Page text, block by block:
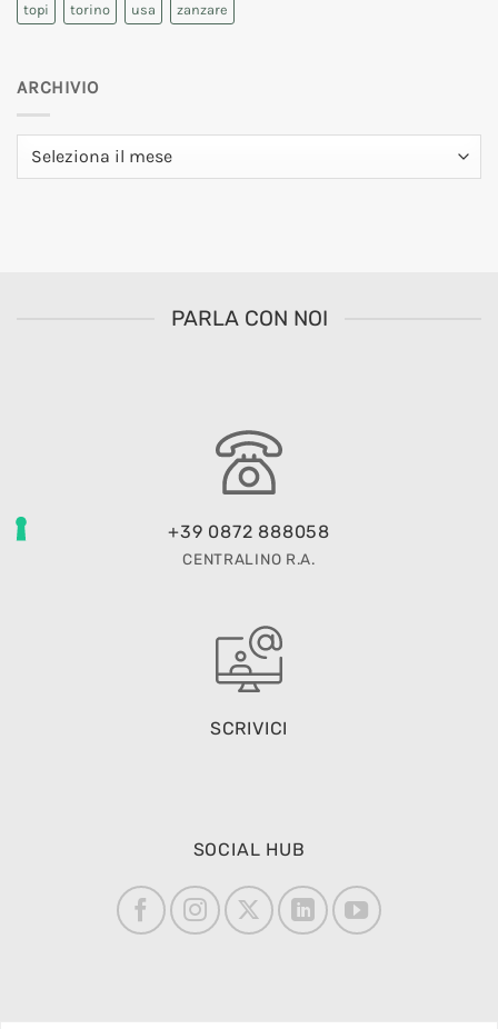
topi torino usa zanzare
ARCHIVIO
Archivio
PARLA CON NOI
+39 0872 888058
CENTRALINO R.A.
SCRIVICI
SOCIAL HUB